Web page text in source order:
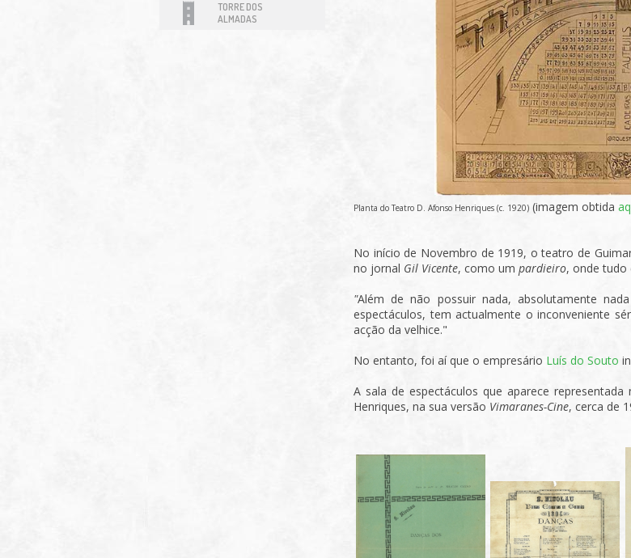
TORRE DOS
ALMADAS
Planta do Teatro D. Afonso Henriques (c. 1920) (imagem obtida
No início de Novembro de 1919, o teatro de
no jornal Gil Vicente, como um pardieiro, onde tudo
"Além de não possuir nada, absolutamente
espectáculos, tem actualmente o inconveniente
acção da velhice."
No entanto, foi aí que o empresário Luís do Souto
A sala de espectáculos que aparece
Henriques, na sua versão Vimaranes-Cine, cerca de